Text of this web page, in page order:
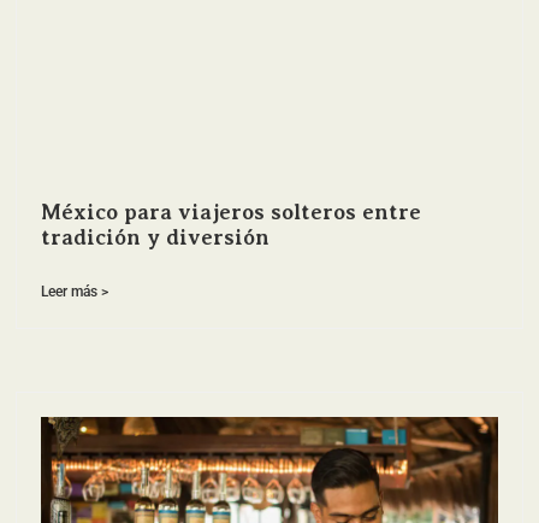
México para viajeros solteros entre
tradición y diversión
Leer más >